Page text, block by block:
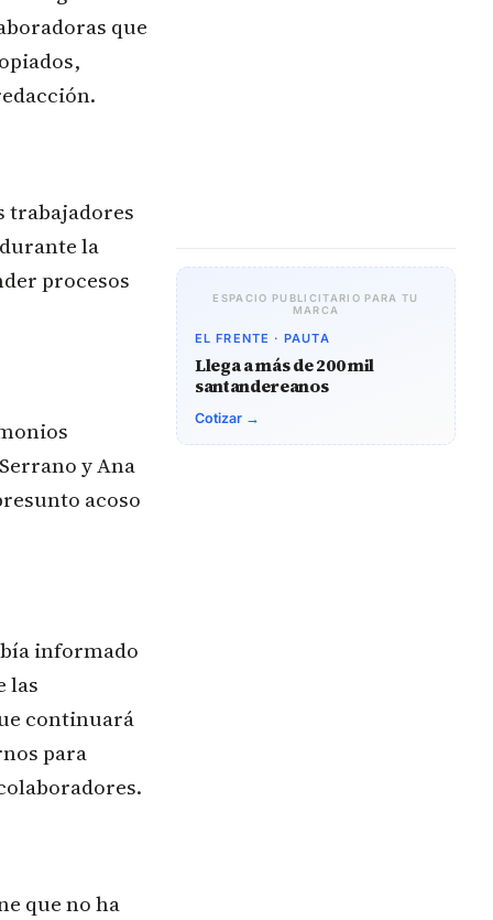
que
trabajadores
la
procesos
y Ana
acoso
informado
las
continuará
para
que no ha
ESPACIO PUBLICITARIO PARA TU
MARCA
EL FRENTE · PAUTA
Llega a más de 200 mil
santandereanos
Cotizar →